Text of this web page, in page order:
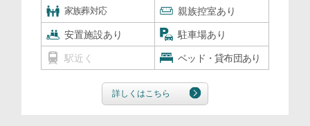
家族葬対応 親族控室あり
安置施設あり 駐車場あり
駅近く ベッド・貸布団あり
詳しくはこちら